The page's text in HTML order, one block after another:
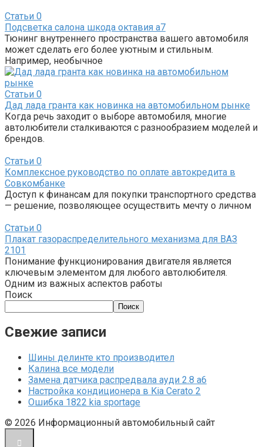
Статьи 0
Подсветка салона шкода октавия а7
Тюнинг внутреннего пространства вашего автомобиля
может сделать его более уютным и стильным.
Например, необычное
Статьи 0
Дад лада гранта как новинка на автомобильном рынке
Когда речь заходит о выборе автомобиля, многие
автолюбители сталкиваются с разнообразием моделей и
брендов.
Статьи 0
Комплексное руководство по оплате автокредита в
Совкомбанке
Доступ к финансам для покупки транспортного средства
— решение, позволяющее осуществить мечту о личном
Статьи 0
Плакат газораспределительного механизма для ВАЗ
2101
Понимание функционирования двигателя является
ключевым элементом для любого автолюбителя.
Одним из важных аспектов работы
Поиск
Поиск
Свежие записи
Шины делинте кто производител
Калина все модели
Замена датчика распредвала ауди 2.8 а6
Настройка кондиционера в Kia Cerato 2
Ошибка 1822 kia sportage
© 2026 Информационный автомобильный сайт